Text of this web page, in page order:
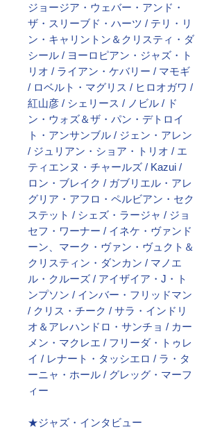
ジョージア・ウェバー・アンド・
ザ・スリーブド・ハーツ / テリ・リ
ン・キャリントン＆クリスティ・ダ
シール / ヨーロピアン・ジャズ・ト
リオ / ライアン・ケバリー / マモギ
/ ロベルト・マグリス / ヒロオガワ /
紅山彦 / シェリース / ノビル / ド
ン・ウォズ＆ザ・パン・デトロイ
ト・アンサンブル / ジェン・アレン
/ ジュリアン・ショア・トリオ / エ
ティエンヌ・チャールズ / Kazui /
ロン・ブレイク / ガブリエル・アレ
グリア・アフロ・ペルビアン・セク
ステット / シェズ・ラージャ / ジョ
セフ・ワーナー / イネケ・ヴァンド
ーン、マーク・ヴァン・ヴュクト＆
クリスティン・ダンカン / マノエ
ル・クルーズ / アイザイア・J・ト
ンプソン / インバー・フリッドマン
/ クリス・チーク / サラ・インドリ
オ＆アレハンドロ・サンチョ / カー
メン・マクレエ / フリーダ・トゥレ
イ / レナート・タッシエロ / ラ・タ
ーニャ・ホール / グレッグ・マーフ
ィー
★ジャズ・インタビュー